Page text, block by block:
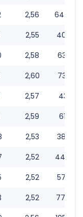
2,56
2,55
2,58
2,60
2,57
2,59
2,53
2,52
2,52
2,52